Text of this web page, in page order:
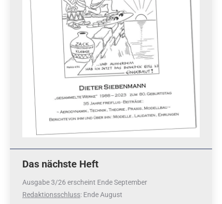
Das nächste Heft
Ausgabe 3/26 erscheint Ende September
Redaktionsschluss: Ende August